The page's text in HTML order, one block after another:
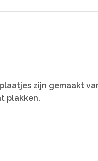
zijn gemaakt
plakken.